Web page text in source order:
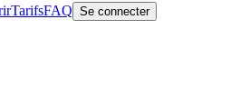
TarifsFAQ Se connecter